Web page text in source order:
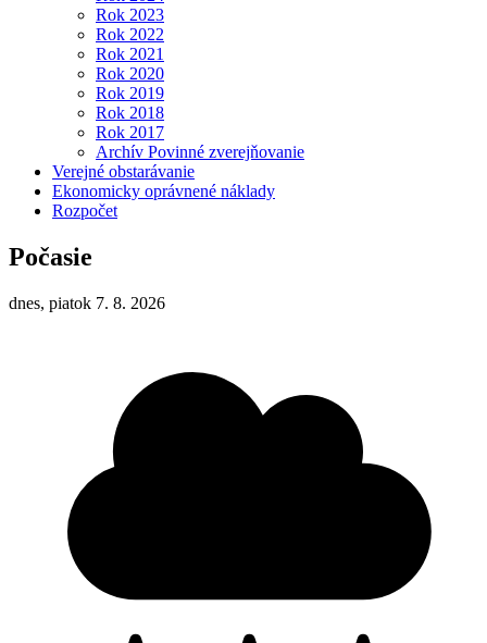
Rok 2023
Rok 2022
Rok 2021
Rok 2020
Rok 2019
Rok 2018
Rok 2017
Archív Povinné zverejňovanie
Verejné obstarávanie
Ekonomicky oprávnené náklady
Rozpočet
Počasie
dnes, piatok 7. 8. 2026